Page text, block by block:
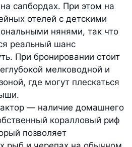
сапбордах. При этом на
отелей с детскими
нянями, так что
реальный шанс
При бронировании стоит
мелководной и
где могут плескаться
— наличие домашнего
коралловый риф
позволяет